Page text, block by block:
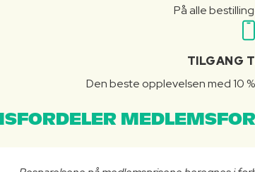
På alle
TILGANG
Den beste opplevelsen med 10